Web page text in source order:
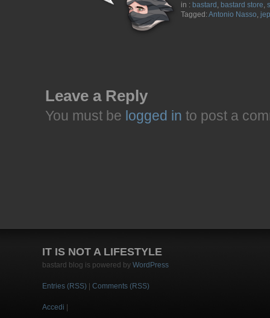
in : bastard , bastard store,
Tagged: Antonio Nasso, jep
Leave a Reply
You must be logged in to post a
IT IS NOT A LIFESTYLE
bastard blog is powered by WordPress
Entries (RSS) Comments (RSS)
Accedi